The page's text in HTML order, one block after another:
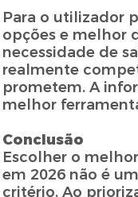
Para o utilizador
opções e melhor
necessidade de
realmente
prometem. A
melhor
Conclusão
Escolher o
em 2026 não é
critério. Ao